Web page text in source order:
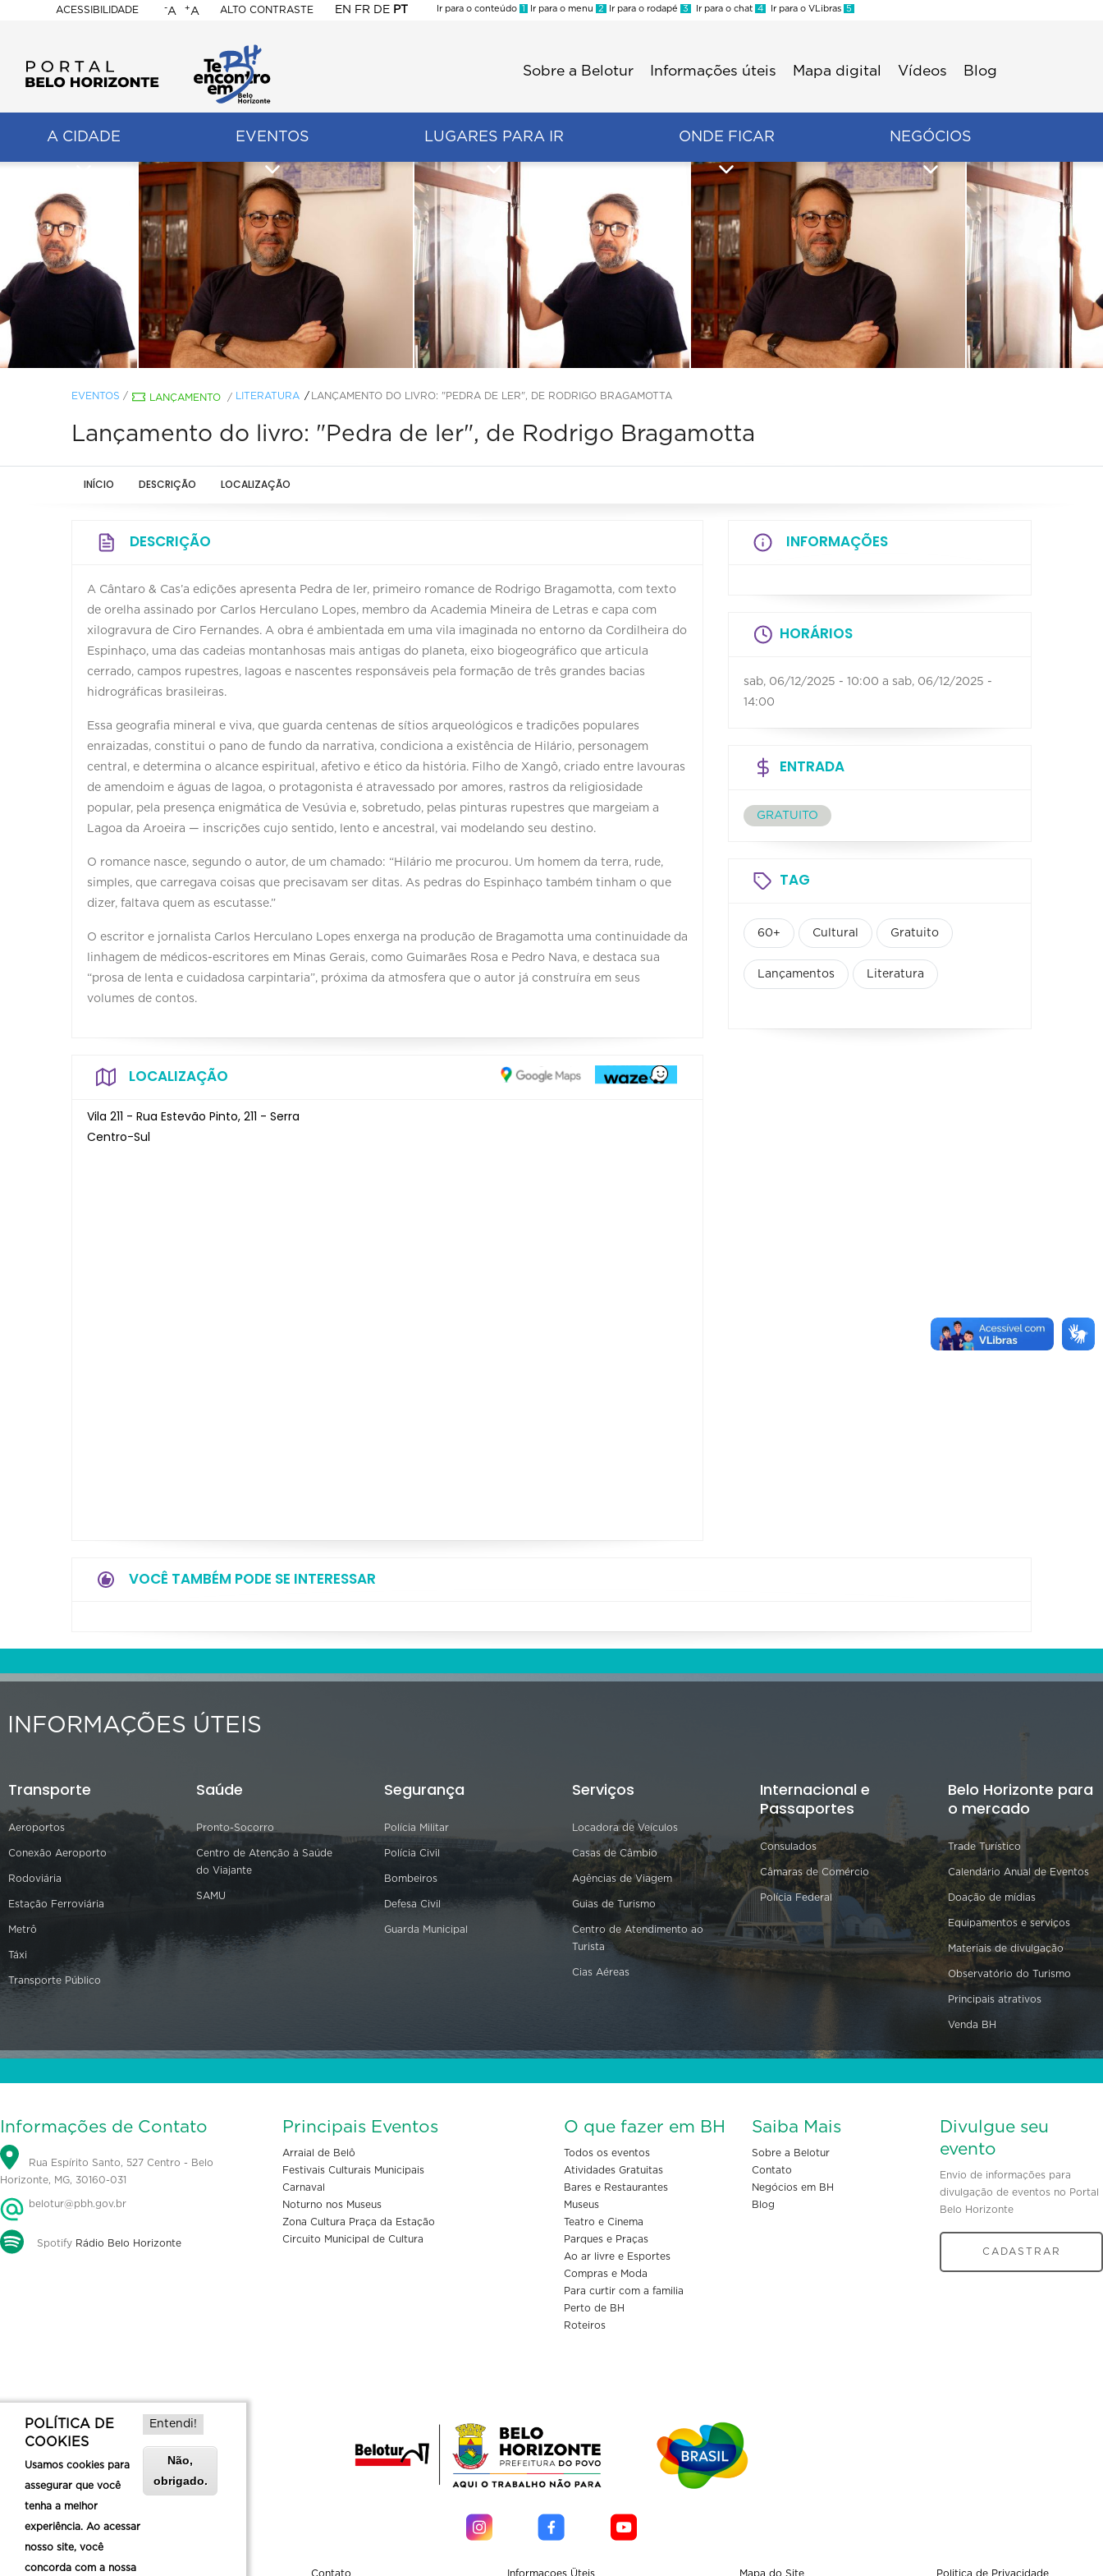
ACESSIBILIDADE
BELO
HORIZONTE
-A +A ALTO CONTRASTE EN FR DE PT
Ir para o conteúdo 1 Ir para o menu 2 Ir para o rodapé 3 Ir para o chat 4 Ir para o VLibras 5
Sobre a Belotur Informações úteis Mapa digital Vídeos Blog
A CIDADE EVENTOS LUGARES PARA IR ONDE FICAR NEGÓCIOS
EVENTOS / LANÇAMENTO / LITERATURA LANÇAMENTO DO LIVRO: "PEDRA DE LER", DE RODRIGO BRAGAMOTTA
Lançamento do livro: "Pedra de ler", de Rodrigo Bragamotta
INÍCIO DESCRIÇÃO LOCALIZAÇÃO
DESCRIÇÃO
A Cântaro & Cas’a edições apresenta Pedra de ler, primeiro romance de Rodrigo Bragamotta, com texto
de orelha assinado por Carlos Herculano Lopes, membro da Academia Mineira de Letras e capa com
xilogravura de Ciro Fernandes. A obra é ambientada em uma vila imaginada no entorno da Cordilheira do
Espinhaço, uma das cadeias montanhosas mais antigas do planeta, eixo biogeográfico que articula
cerrado, campos rupestres, lagoas e nascentes responsáveis pela formação de três grandes bacias
hidrográficas brasileiras.
Essa geografia mineral e viva, que guarda centenas de sítios arqueológicos e tradições populares
enraizadas, constitui o pano de fundo da narrativa, condiciona a existência de Hilário, personagem
central, e determina o alcance espiritual, afetivo e ético da história. Filho de Xangô, criado entre lavouras
de amendoim e águas de lagoa, o protagonista é atravessado por amores, rastros da religiosidade
popular, pela presença enigmática de Vesúvia e, sobretudo, pelas pinturas rupestres que margeiam a
Lagoa da Aroeira — inscrições cujo sentido, lento e ancestral, vai modelando seu destino.
O romance nasce, segundo o autor, de um chamado: “Hilário me procurou. Um homem da terra, rude,
simples, que carregava coisas que precisavam ser ditas. As pedras do Espinhaço também tinham o que
dizer, faltava quem as escutasse.”
O escritor e jornalista Carlos Herculano Lopes enxerga na produção de Bragamotta uma continuidade da
linhagem de médicos-escritores em Minas Gerais, como Guimarães Rosa e Pedro Nava, e destaca sua
“prosa de lenta e cuidadosa carpintaria”, próxima da atmosfera que o autor já construíra em seus
volumes de contos.
LOCALIZAÇÃO
Vila 211 - Rua Estevão Pinto, 211 - Serra
Centro-Sul
INFORMAÇÕES
HORÁRIOS
sab, 06/12/2025 - 10:00 a sab, 06/12/2025 -
14:00
ENTRADA
GRATUITO
TAG
60+ Cultural Gratuito
Lançamentos Literatura
VOCÊ TAMBÉM PODE SE INTERESSAR
INFORMAÇÕES ÚTEIS
Transporte
Aeroportos
Conexão Aeroporto
Rodoviária
Estação Ferroviária
Metrô
Táxi
Transporte Público
Saúde
Pronto-Socorro
Centro de Atenção à Saúde
do Viajante
SAMU
Segurança
Polícia Militar
Polícia Civil
Bombeiros
Defesa Civil
Guarda Municipal
Serviços
Locadora de Veículos
Casas de Câmbio
Agências de Viagem
Guias de Turismo
Centro de Atendimento ao
Turista
Cias Aéreas
Internacional e
Passaportes
Consulados
Câmaras de Comércio
Polícia Federal
Belo Horizonte para
o mercado
Trade Turístico
Calendário Anual de Eventos
Doação de mídias
Equipamentos e serviços
Materiais de divulgação
Observatório do Turismo
Principais atrativos
Venda BH
Informações de Contato
Rua Espírito Santo, 527 Centro - Belo
Horizonte, MG, 30160-031
belotur@pbh.gov.br
Spotify Rádio Belo Horizonte
Principais Eventos
Arraial de Belô
Festivais Culturais Municipais
Carnaval
Noturno nos Museus
Zona Cultura Praça da Estação
Circuito Municipal de Cultura
O que fazer em BH
Todos os eventos
Atividades Gratuitas
Bares e Restaurantes
Museus
Teatro e Cinema
Parques e Praças
Ao ar livre e Esportes
Compras e Moda
Para curtir com a familia
Perto de BH
Roteiros
Saiba Mais
Sobre a Belotur
Contato
Negócios em BH
Blog
Divulgue seu
evento
Envio de informações para
divulgação de eventos no Portal
Belo Horizonte
CADASTRAR
Sobre a Belotur Contato Informaçoes Üteis Mapa do Site Politica de Privacidade
POLÍTICA DE
COOKIES
Usamos cookies para
assegurar que você
tenha a melhor
experiência. Ao acessar
nosso site, você
concorda com a nossa
Entendi!
Não,
obrigado.